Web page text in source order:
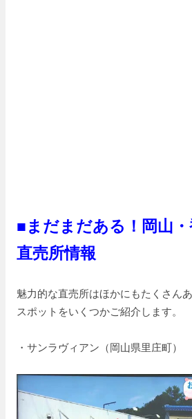
■まだまだある！岡山
直売所情報
魅力的な直売所はほかにもたくさん
スポットをいくつかご紹介します。
・サンラヴィアン（岡山県里庄町）